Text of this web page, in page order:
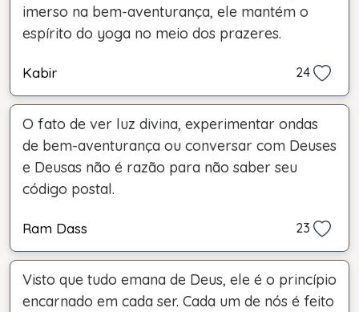
imerso na bem-aventurança, ele mantém o
espírito do yoga no meio dos prazeres.
Kabir 24
O fato de ver luz divina, experimentar ondas
de bem-aventurança ou conversar com Deuses
e Deusas não é razão para não saber seu
código postal.
Ram Dass 23
Visto que tudo emana de Deus, ele é o princípio
encarnado em cada ser. Cada um de nós é feito